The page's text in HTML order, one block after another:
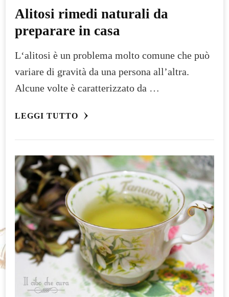
Alitosi rimedi naturali da
preparare in casa
L‘alitosi è un problema molto comune che può
variare di gravità da una persona all’altra.
Alcune volte è caratterizzato da …
LEGGI TUTTO